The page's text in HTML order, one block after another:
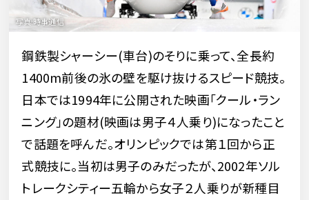
鋼鉄製シャーシー(車台)のそりに乗って、全長約
1400m前後の氷の壁を駆け抜けるスピード競技。
日本では1994年に公開された映画「クール・ラン
ニング」の題材(映画は男子４人乗り)になったこと
で話題を呼んだ。オリンピックでは第１回から正
式競技に。当初は男子のみだったが、2002年ソル
トレークシティー五輪から女子２人乗りが新種目